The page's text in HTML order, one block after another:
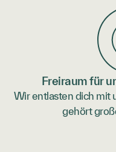
Freiraum für
Wir entlasten dich mit
gehört